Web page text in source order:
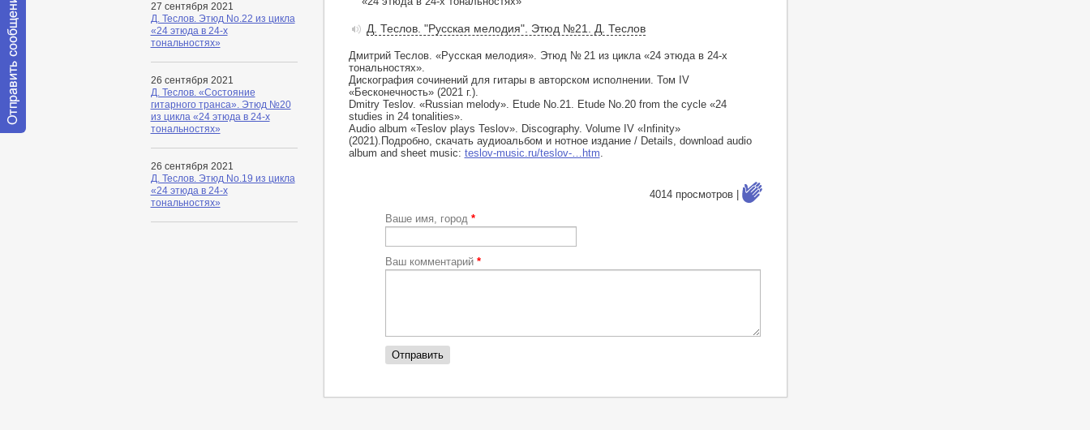
27 сентября 2021
Д. Теслов. Этюд No.22 из цикла
«24 этюда в 24-х
тональностях»
26 сентября 2021
Д. Теслов. «Состояние
гитарного транса». Этюд №20
из цикла «24 этюда в 24-х
тональностях»
26 сентября 2021
Д. Теслов. Этюд No.19 из цикла
«24 этюда в 24-х
тональностях»
Д. Теслов. "Русская мелодия". Этюд №21. Д. Теслов
Дмитрий Теслов. «Русская мелодия». Этюд № 21 из цикла «24 этюда в 24-х
тональностях».
Дискография сочинений для гитары в авторском исполнении. Том IV
«Бесконечность» (2021 г.).
Dmitry Teslov. «Russian melody». Etude No.21. Etude No.20 from the cycle «24
studies in 24 tonalities».
Audio album «Teslov plays Teslov». Discography. Volume IV «Infinity»
(2021).Подробно, скачать аудиоальбом и нотное издание / Details, download audio
album and sheet music: teslov-music.ru/teslov-…htm
4014 просмотров |
Ваше имя, город *
Ваш комментарий *